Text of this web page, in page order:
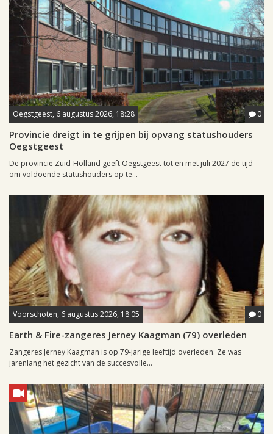
Oegstgeest, 6 augustus 2026, 18:28 0
Provincie dreigt in te grijpen bij opvang statushouders
Oegstgeest
De provincie Zuid-Holland geeft Oegstgeest tot en met juli 2027 de tijd
om voldoende statushouders op te...
Voorschoten, 6 augustus 2026, 18:05 0
Earth & Fire-zangeres Jerney Kaagman (79) overleden
Zangeres Jerney Kaagman is op 79-jarige leeftijd overleden. Ze was
jarenlang het gezicht van de succesvolle...